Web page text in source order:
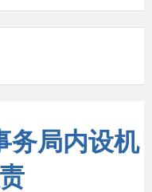
务局内设机